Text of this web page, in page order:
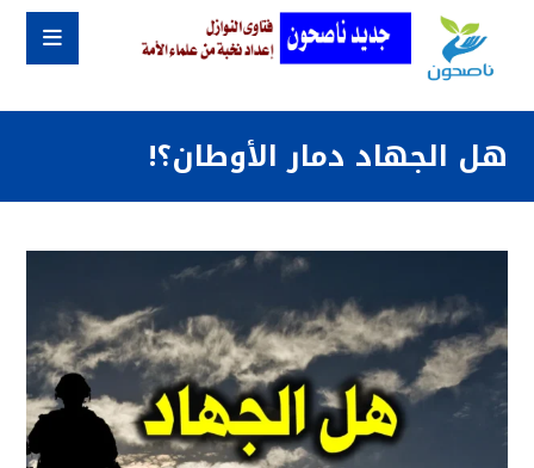
هل الجهاد دمار الأوطان؟!